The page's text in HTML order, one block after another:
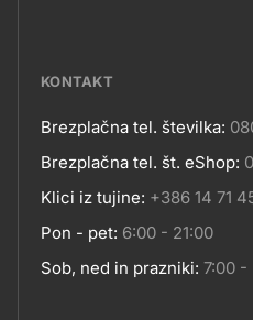
KONTAKT
Kontakt
Brezplačna tel. številka:
Brezplačna tel. št. eShop:
Klici iz tujine: +386 14 71
Pon - pet: 6:00 - 21:00
Sob, ned in prazniki: 7:00 -